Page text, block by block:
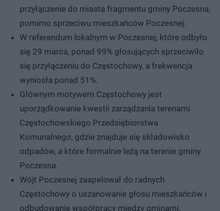
przyłączenie do miasta fragmentu gminy Poczesna,
pomimo sprzeciwu mieszkańców Poczesnej.
W referendum lokalnym w Poczesnej, które odbyło
się 29 marca, ponad 99% głosujących sprzeciwiło
się przyłączeniu do Częstochowy, a frekwencja
wyniosła ponad 51%.
Głównym motywem Częstochowy jest
uporządkowanie kwestii zarządzania terenami
Częstochowskiego Przedsiębiorstwa
Komunalnego, gdzie znajduje się składowisko
odpadów, a które formalnie leżą na terenie gminy
Poczesna.
Wójt Poczesnej zaapelował do radnych
Częstochowy o uszanowanie głosu mieszkańców i
odbudowanie współpracy między gminami.